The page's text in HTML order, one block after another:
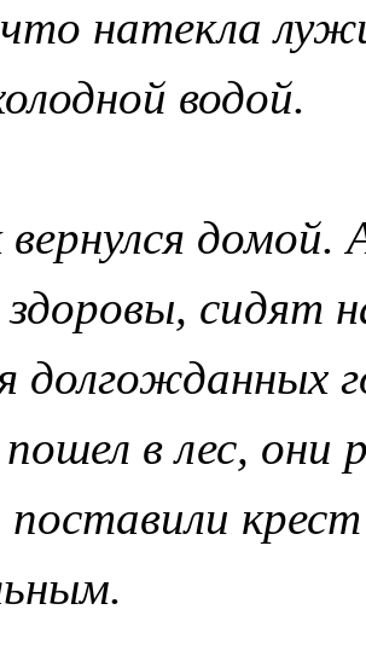
натекла
водой.
домой.
сидят
долгожданных
в лес, они
поставили